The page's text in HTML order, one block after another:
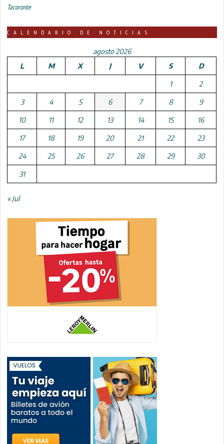
Tacoronte
CALENDARIO DE NOTICIAS
agosto 2026
L
M X J V S D
1 2
3 4 5 6 7 8 9
10 11 12 13 14 15 16
17 18 19 20 21 22 23
24 25 26 27 28 29 30
31
« Jul